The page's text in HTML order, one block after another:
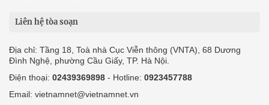
Liên hệ tòa soạn
Địa chỉ: Tầng 18, Toà nhà Cục Viễn thông (VNTA), 68 Dương
Đình Nghệ, phường Cầu Giấy, TP. Hà Nội.
Điện thoại: 02439369898 - Hotline: 0923457788
Email: vietnamnet@vietnamnet.vn